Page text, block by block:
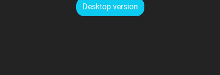
Desktop version